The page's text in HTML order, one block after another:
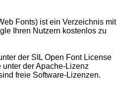
Fonts) ist ein Verzeichnis mit
Ihren Nutzern kostenlos zu
der SIL Open Font License
der Apache-Lizenz
freie Software-Lizenzen.